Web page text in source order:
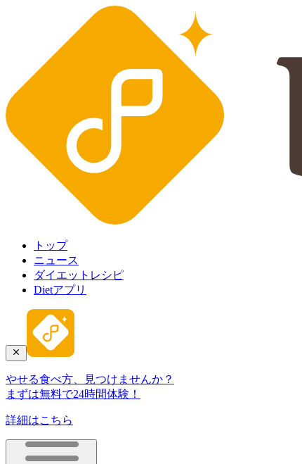
トップ
ニュース
ダイエットレシピ
Dietアプリ
やせる食べ方、見つけませんか？
まずは無料で24時間体験！
詳細はこちら